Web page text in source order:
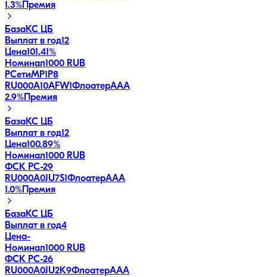
1.3%Премия
БазаКС ЦБ
Выплат в год12
Цена101.41%
Номинал1000 RUB
РСетиМР1P8
RU000A10AFW1ФлоатерAAA
2.9%Премия
БазаКС ЦБ
Выплат в год12
Цена100.89%
Номинал1000 RUB
ФСК РС-29
RU000A0JU7S1ФлоатерAAA
1.0%Премия
БазаКС ЦБ
Выплат в год4
Цена-
Номинал1000 RUB
ФСК РС-26
RU000A0JU2K9ФлоатерAAA